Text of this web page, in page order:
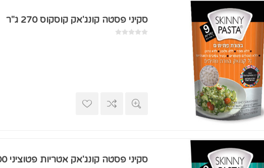
סקיני פסטה קונג'אק קוסקוס 270 ג"ר
סקיני פסטה קונג'אק אטריות פטוציני 200 ג"ר